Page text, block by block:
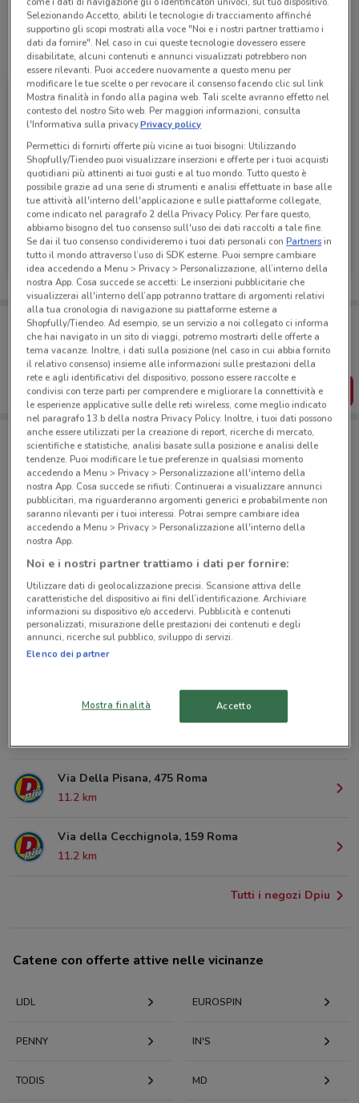
Tutte le promozioni di questo negozio
Dpiu
Scade il 16/08 3.4 km
Porta DoveConviene sempre con te!
Puoi trovare le migliori offerte dei negozi vicino a te,
salvarle e creare la tua lista del risparmio, comodamente
dal tuo cellulare.
SCARICA L’APP
Negozi Dpiu a Roma
© MapTiler© OpenStreetMap contributors
Via della stazione Prenestina, 23 Roma
3.4 km
Via Attilio Hortis, 73 Roma
Via Pietro Gasparri Roma
Via Della Pisana, 475 Roma
11.2 km
Via della Cecchignola, 159 Roma
11.2 km
Tutti i negozi Dpiu
Catene con offerte attive nelle vicinanze
LIDL EUROSPIN
PENNY IN'S
TODIS MD
Selezionando Accetto, abiliti le tecnologie di tracciamento affinché
supportino gli scopi mostrati alla voce "Noi e i nostri partner trattiamo i
dati da fornire". Nel caso in cui queste tecnologie dovessero essere
disabilitate, alcuni contenuti e annunci visualizzati potrebbero non
essere rilevanti. Puoi accedere nuovamente a questo menu per
modificare le tue scelte o per revocare il consenso facendo clic sul link
Mostra finalità in fondo alla pagina web. Tali scelte avranno effetto nel
contesto del nostro Sito web. Per maggiori informazioni, consulta
l'Informativa sulla privacy.Privacy policy
Permettici di fornirti offerte più vicine ai tuoi bisogni: Utilizzando
Shopfully/Tiendeo puoi visualizzare inserzioni e offerte per i tuoi acquisti
quotidiani più attinenti ai tuoi gusti e al tuo mondo. Tutto questo è
possibile grazie ad una serie di strumenti e analisi effettuate in base alle
tue attività all'interno dell'applicazione e sulle piattaforme collegate,
come indicato nel paragrafo 2 della Privacy Policy. Per fare questo,
abbiamo bisogno del tuo consenso sull'uso dei dati raccolti a tale fine.
Se dai il tuo consenso condivideremo i tuoi dati personali conPartnersin
tutto il mondo attraverso l’uso di SDK esterne. Puoi sempre cambiare
idea accedendo a Menu > Privacy > Personalizzazione, all’interno della
nostra App. Cosa succede se accetti: Le inserzioni pubblicitarie che
visualizzerai all'interno dell’app potranno trattare di argomenti relativi
alla tua cronologia di navigazione su piattaforme esterne a
Shopfully/Tiendeo. Ad esempio, se un servizio a noi collegato ci informa
che hai navigato in un sito di viaggi, potremo mostrarti delle offerte a
tema vacanze. Inoltre, i dati sulla posizione (nel caso in cui abbia fornito
il relativo consenso) insieme alle informazioni sulle prestazioni della
rete e agli identificativi del dispositivo, possono essere raccolte e
condivisi con terze parti per comprendere e migliorare la connettività e
le esperienze applicative sulle delle reti wireless, come meglio indicato
nel paragrafo 13.b della nostra Privacy Policy. Inoltre, i tuoi dati possono
anche essere utilizzati per la creazione di report, ricerche di mercato,
scientifiche e statistiche, analisi basate sulla posizione e analisi delle
tendenze. Puoi modificare le tue preferenze in qualsiasi momento
accedendo a Menu > Privacy > Personalizzazione all'interno della
nostra App. Cosa succede se rifiuti: Continuerai a visualizzare annunci
pubblicitari, ma riguarderanno argomenti generici e probabilmente non
saranno rilevanti per i tuoi interessi. Potrai sempre cambiare idea
accedendo a Menu > Privacy > Personalizzazione all'interno della
nostra App.
Noi e i nostri partner trattiamo i dati per fornire:
Utilizzare dati di geolocalizzazione precisi. Scansione attiva delle
caratteristiche del dispositivo ai fini dell’identificazione. Archiviare
informazioni su dispositivo e/o accedervi. Pubblicità e contenuti
personalizzati, misurazione delle prestazioni dei contenuti e degli
annunci, ricerche sul pubblico, sviluppo di servizi.
Elenco dei partner
Mostra finalità Accetto